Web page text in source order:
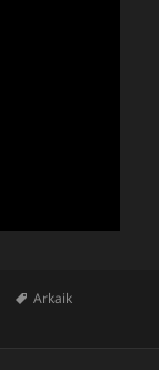
Mots-
Arkaik